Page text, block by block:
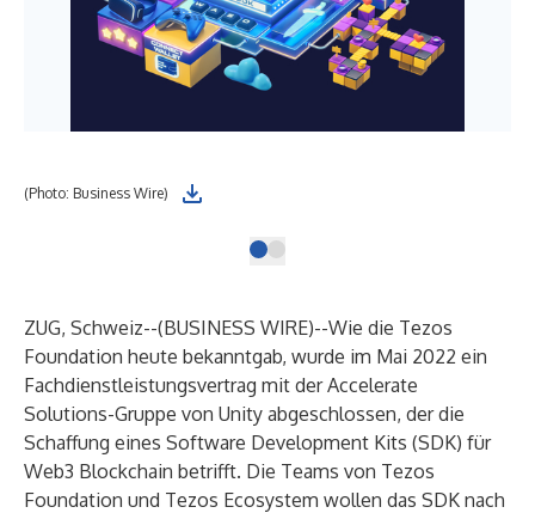
(Photo: Business Wire)
ZUG, Schweiz--(BUSINESS WIRE)--Wie die Tezos
Foundation heute bekanntgab, wurde im Mai 2022 ein
Fachdienstleistungsvertrag mit der Accelerate
Solutions-Gruppe von Unity abgeschlossen, der die
Schaffung eines Software Development Kits (SDK) für
Web3 Blockchain betrifft. Die Teams von Tezos
Foundation und Tezos Ecosystem wollen das SDK nach